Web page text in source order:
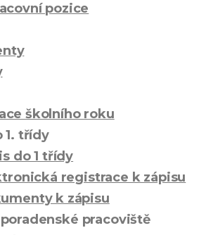
pozice
školního roku
1. třídy
do 1 třídy
registrace k zápisu
k zápisu
pracoviště